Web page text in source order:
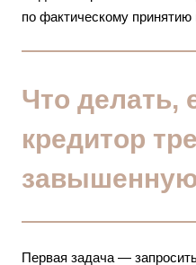
по фактическому принятию
Что делать,
кредитор
Первая задача —